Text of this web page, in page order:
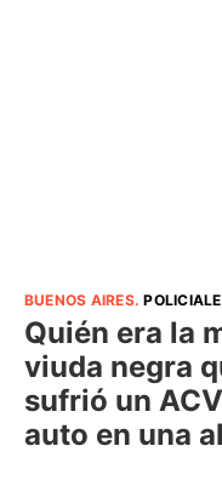
BUENOS AIRES.
Quién era la
viuda negra
sufrió un
auto en una